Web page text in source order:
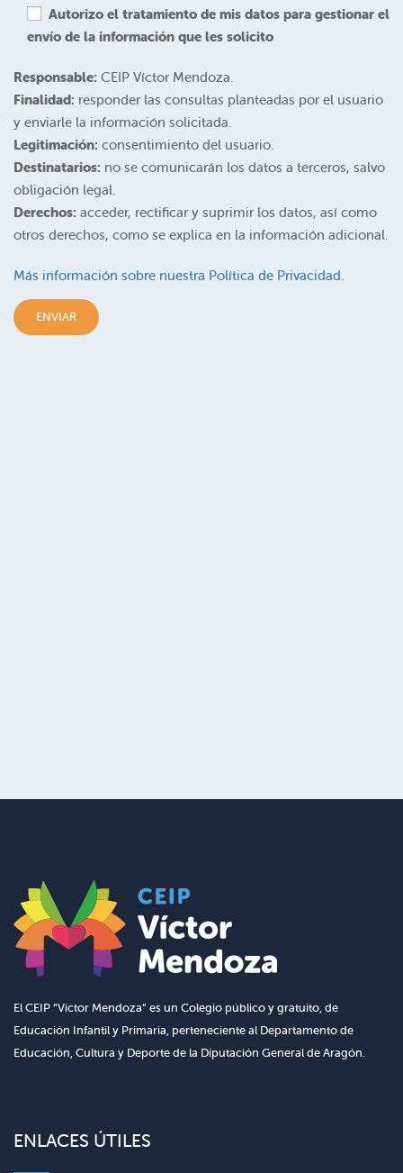
Autorizo el tratamiento de mis datos para gestionar el
envío de la información que les solicito
Responsable: CEIP Víctor Mendoza.
Finalidad: responder las consultas planteadas por el usuario
y enviarle la información solicitada.
Legitimación: consentimiento del usuario.
Destinatarios: no se comunicarán los datos a terceros, salvo
obligación legal.
Derechos: acceder, rectificar y suprimir los datos, así como
otros derechos, como se explica en la información adicional.
Más información sobre nuestra Política de Privacidad.
El CEIP “Víctor Mendoza” es un Colegio público y gratuito, de
Educación Infantil y Primaria, perteneciente al Departamento de
Educación, Cultura y Deporte de la Diputación General de Aragón.
ENLACES ÚTILES